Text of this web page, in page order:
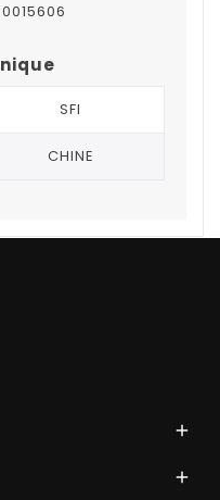
SFI
CHINE

